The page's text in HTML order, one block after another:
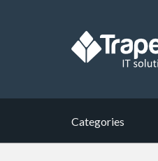
Categories